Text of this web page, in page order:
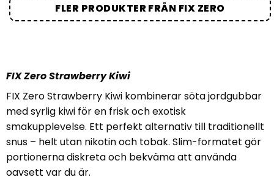
FLER PRODUKTER FRÅN FIX ZERO
FIX Zero Strawberry Kiwi
FIX Zero Strawberry Kiwi kombinerar söta jordgubbar
med syrlig kiwi för en frisk och exotisk
smakupplevelse. Ett perfekt alternativ till traditionellt
snus – helt utan nikotin och tobak. Slim-formatet gör
portionerna diskreta och bekväma att använda
oavsett var du är.